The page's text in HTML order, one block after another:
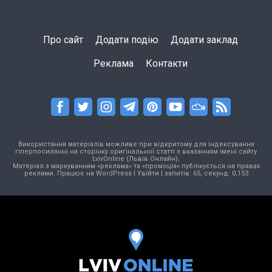
Про сайт Додати подію Додати заклад
Реклама Контакти
Використання матеріалів можливе при відкритому для індексування
гіперпосиланні на сторінку оригінальної статті з вказанням імені сайту
LvivOnline (Львів Онлайн).
Матеріал з маркуванням «реклама» та «промоція» публікується на правах
реклами. Працює на WordPress| Увійти | запитів: 65, секунд: 0,153